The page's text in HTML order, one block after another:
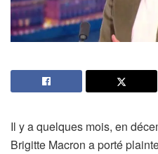
Il y a quelques mois, en
Brigitte Macron a porté